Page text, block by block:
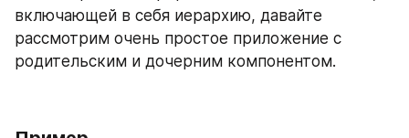
включающей в себя иерархию, давайте
рассмотрим очень простое приложение с
родительским и дочерним компонентом.